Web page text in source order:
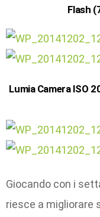
Flash
Lumia Camera ISO
Giocando con i
riesce a migliorare